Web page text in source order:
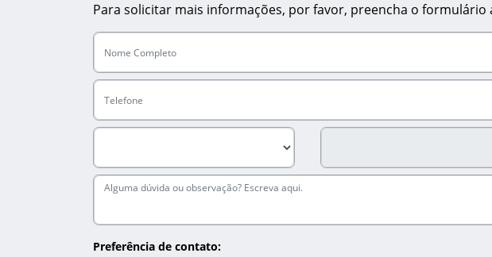
Para solicitar mais informações, por favor, preencha o
Preferência de contato: